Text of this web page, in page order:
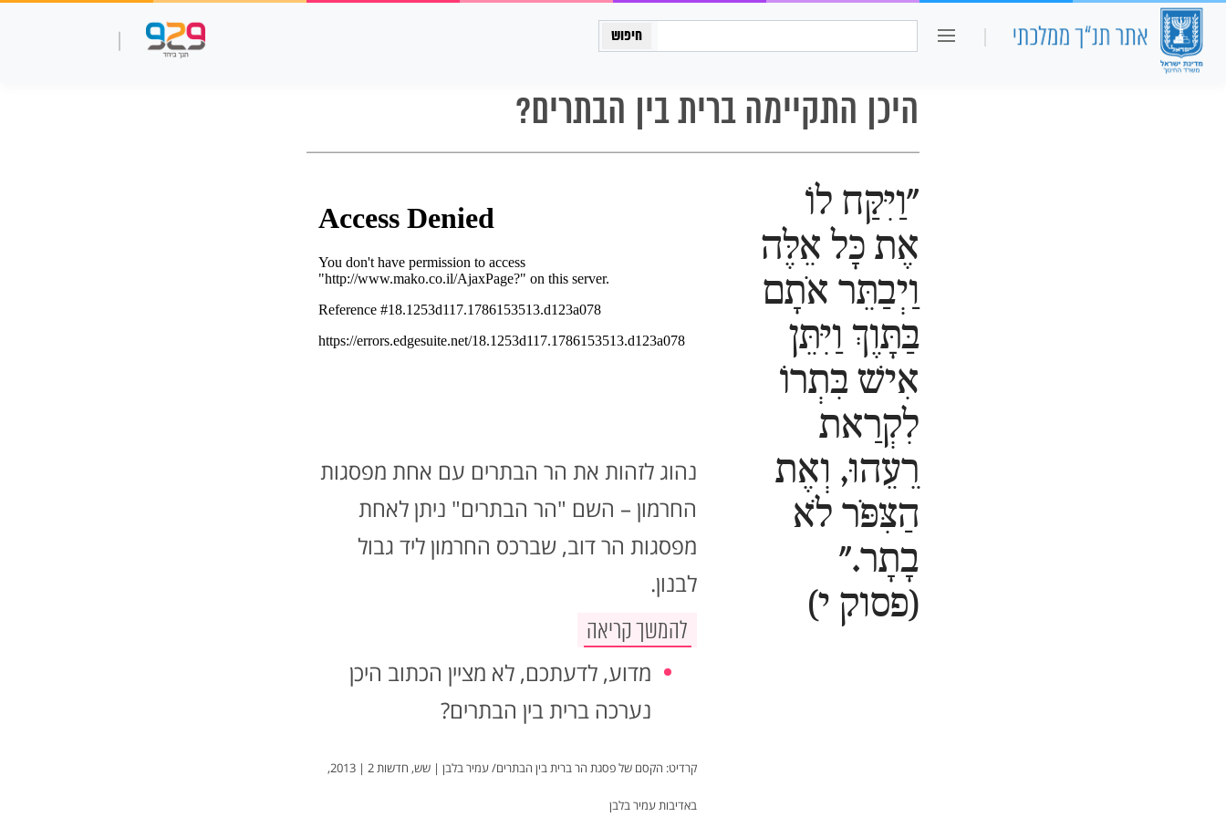
חיפוש:
כיתה ו כיתה יב
היכן התקיימה ברית בין הבתרים?
"וַיִּקַּח לוֹ
אֶת כָּל אֵלֶּה
וַיְבַתֵּר אֹתָם
בַּתָּוֶךְ וַיִּתֵּן
אִישׁ בִּתְרוֹ
לִקְרַאת
רֵעֵהוּ, וְאֶת
הַצִּפֹּר לֹא
בָתָר."
(פסוק י)
נהוג לזהות את הר הבתרים עם אחת מפסגות
החרמון – השם "הר הבתרים" ניתן לאחת
מפסגות הר דוב, שברכס החרמון ליד גבול
לבנון.
להמשך קריאה
מדוע, לדעתכם, לא מציין הכתוב היכן
נערכה ברית בין הבתרים?
קרדיט: הקסם של פסגת הר ברית בין הבתרים/ עמיר בלבן | שש, חדשות 2 | 2013,
באדיבות עמיר בלבן